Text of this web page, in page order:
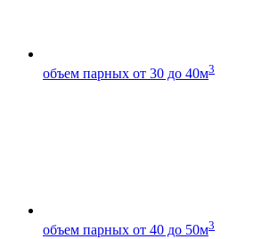
объем парных от 30 до 40м3
объем парных от 40 до 50м3